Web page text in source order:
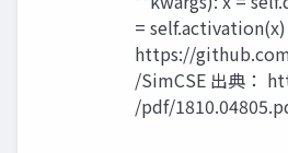
= self.activation(x)
https://
/SimCSE 出典：
/pdf/